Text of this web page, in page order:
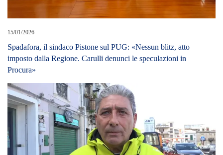
15/01/2026
Spadafora, il sindaco Pistone sul PUG: «Nessun blitz, atto
imposto dalla Regione. Carulli denunci le speculazioni in
Procura»